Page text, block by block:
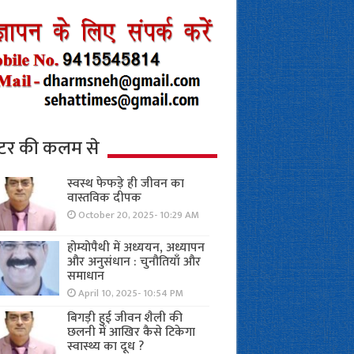
की कलम से
स्वस्थ फेफड़े ही जीवन का
वास्तविक दीपक
October 20, 2025- 10:29 AM
होम्योपैथी में अध्ययन, अध्यापन
और अनुसंधान : चुनौतियाँ और
समाधान
April 10, 2025- 10:54 PM
बिगड़ी हुई जीवन शैली की
छलनी में आखिर कैसे टिकेगा
स्वास्थ्य का दूध ?